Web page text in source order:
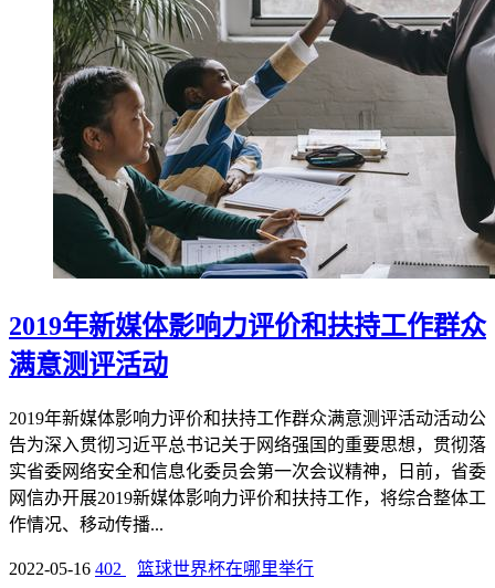
2019年新媒体影响力评价和扶持工作群众
满意测评活动
2019年新媒体影响力评价和扶持工作群众满意测评活动活动公
告为深入贯彻习近平总书记关于网络强国的重要思想，贯彻落
实省委网络安全和信息化委员会第一次会议精神，日前，省委
网信办开展2019新媒体影响力评价和扶持工作，将综合整体工
作情况、移动传播...
2022-05-16 402 篮球世界杯在哪里举行